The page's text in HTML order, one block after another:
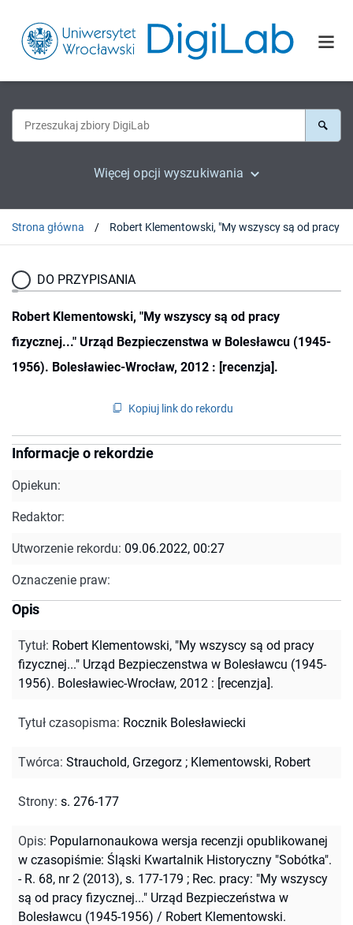
Więcej opcji wyszukiwania
Strona główna
DO PRZYPISANIA
Robert Klementowski, "My wszyscy są od pracy
fizycznej..." Urząd Bezpieczenstwa w Bolesławcu (1945-
1956). Bolesławiec-Wrocław, 2012 : [recenzja].
Kopiuj link do rekordu
Informacje o rekordzie
Opiekun:
Redaktor:
Utworzenie rekordu: 09.06.2022, 00:27
Oznaczenie praw:
Opis
Tytuł: Robert Klementowski, "My wszyscy są od pracy
fizycznej..." Urząd Bezpieczenstwa w Bolesławcu (1945-
1956). Bolesławiec-Wrocław, 2012 : [recenzja].
Tytuł czasopisma: Rocznik Bolesławiecki
Twórca: Strauchold, Grzegorz ; Klementowski, Robert
Strony: s. 276-177
Opis: Popularnonaukowa wersja recenzji opublikowanej
w czasopiśmie: Śląski Kwartalnik Historyczny "Sobótka".
- R. 68, nr 2 (2013), s. 177-179 ; Rec. pracy: "My wszyscy
są od pracy fizycznej..." Urząd Bezpieczeństwa w
Bolesławcu (1945-1956) / Robert Klementowski.